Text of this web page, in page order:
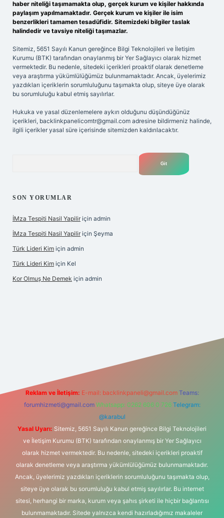
haber niteliği taşımamakta olup, gerçek kurum ve kişiler hakkında
paylaşım yapılmamaktadır. Gerçek kurum ve kişiler ile isim
benzerlikleri tamamen tesadüfidir. Sitemizdeki bilgiler taslak
halindedir ve tavsiye niteliği taşımazlar.
Sitemiz, 5651 Sayılı Kanun gereğince Bilgi Teknolojileri ve İletişim
Kurumu (BTK) tarafından onaylanmış bir Yer Sağlayıcı olarak hizmet
vermektedir. Bu nedenle, sitedeki içerikleri proaktif olarak denetleme
veya araştırma yükümlülüğümüz bulunmamaktadır. Ancak, üyelerimiz
yazdıkları içeriklerin sorumluluğunu taşımakta olup, siteye üye olarak
bu sorumluluğu kabul etmiş sayılırlar.
Hukuka ve yasal düzenlemelere aykırı olduğunu düşündüğünüz
içerikleri, backlinkpanelicomtr@gmail.com adresine bildirmeniz halinde,
ilgili içerikler yasal süre içerisinde sitemizden kaldırılacaktır.
SON YORUMLAR
İMza Tespiti Nasil Yapilir için admin
İMza Tespiti Nasil Yapilir için Şeyma
Türk Lideri Kim için admin
Türk Lideri Kim için Kel
Kor Olmuş Ne Demek için admin
Reklam ve İletişim: E-mail: backlinkpaneli@gmail.com Teams:
forumhizmeti@gmail.com Whatsapp: 0262 606 0 726 Telegram:
@karabul
Yasal Uyarı: Sitemiz, 5651 Sayılı Kanun gereğince Bilgi Teknolojileri
ve İletişim Kurumu (BTK) tarafından onaylanmış bir Yer Sağlayıcı
olarak hizmet vermektedir. Bu nedenle, sitedeki içerikleri proaktif
olarak denetleme veya araştırma yükümlülüğümüz bulunmamaktadır.
Ancak, üyelerimiz yazdıkları içeriklerin sorumluluğunu taşımakta olup,
siteye üye olarak bu sorumluluğu kabul etmiş sayılırlar. Bu internet
sitesi, herhangi bir marka, kurum veya şahıs şirketi ile hiçbir bağlantısı
bulunmamaktadır. Sitede yalnızca kendi hazırladığımız makaleler